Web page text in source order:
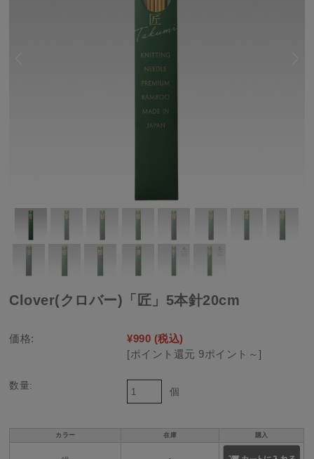
Clover(クロバー)「匠」5本針20cm
価格: ¥990 (税込)
[ポイント還元 9ポイント～]
数量:
個
カラー 在庫 購入